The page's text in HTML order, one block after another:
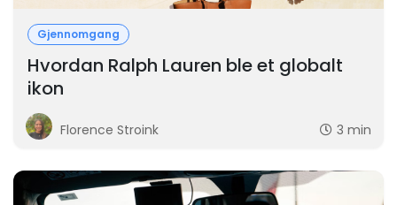
Gjennomgang
Hvordan Ralph Lauren ble et globalt
ikon
Florence Stroink 3 min